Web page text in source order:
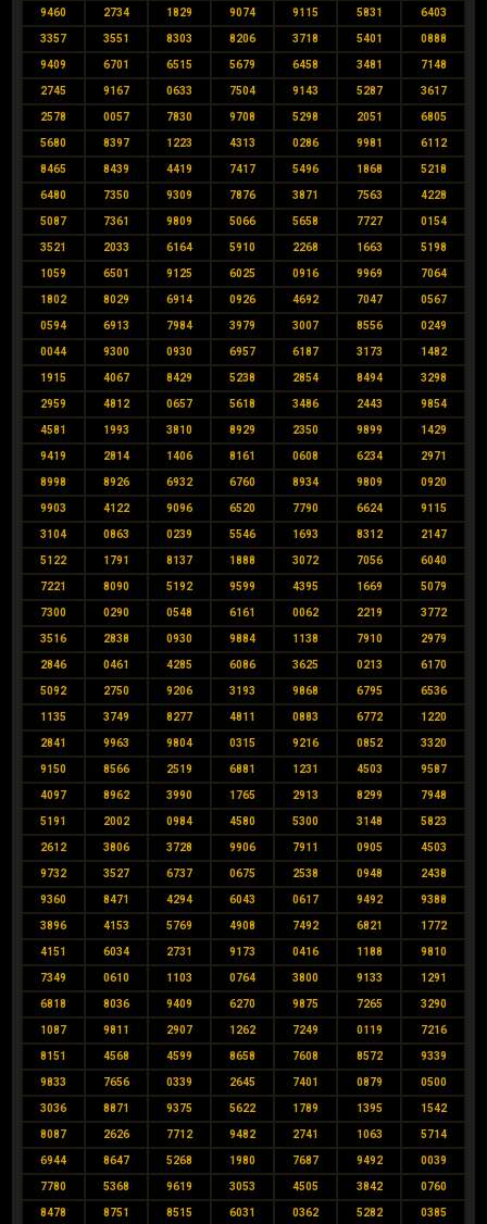
9460 2734 1829 9074 9115 5831 6403
3357 3551 8303 8206 3718 5401 0888
9409 6701 6515 5679 6458 3481 7148
2745 9167 0633 7504 9143 5287 3617
2578 0057 7830 9708 5298 2051 6805
5680 8397 1223 4313 0286 9981 6112
8465 8439 4419 7417 5496 1868 5218
6480 7350 9309 7876 3871 7563 4228
5087 7361 9809 5066 5658 7727 0154
3521 2033 6164 5910 2268 1663 5198
1059 6501 9125 6025 0916 9969 7064
1802 8029 6914 0926 4692 7047 0567
0594 6913 7984 3979 3007 8556 0249
0044 9300 0930 6957 6187 3173 1482
1915 4067 8429 5238 2854 8494 3298
2959 4812 0657 5618 3486 2443 9854
4581 1993 3810 8929 2350 9899 1429
9419 2814 1406 8161 0608 6234 2971
8998 8926 6932 6760 8934 9809 0920
9903 4122 9096 6520 7790 6624 9115
3104 0863 0239 5546 1693 8312 2147
5122 1791 8137 1888 3072 7056 6040
7221 8090 5192 9599 4395 1669 5079
7300 0290 0548 6161 0062 2219 3772
3516 2838 0930 9884 1138 7910 2979
2846 0461 4285 6086 3625 0213 6170
5092 2750 9206 3193 9868 6795 6536
1135 3749 8277 4811 0883 6772 1220
2841 9963 9804 0315 9216 0852 3320
9150 8566 2519 6881 1231 4503 9587
4097 8962 3990 1765 2913 8299 7948
5191 2002 0984 4580 5300 3148 5823
2612 3806 3728 9906 7911 0905 4503
9732 3527 6737 0675 2538 0948 2438
9360 8471 4294 6043 0617 9492 9388
3896 4153 5769 4908 7492 6821 1772
4151 6034 2731 9173 0416 1188 9810
7349 0610 1103 0764 3800 9133 1291
6818 8036 9409 6270 9875 7265 3290
1087 9811 2907 1262 7249 0119 7216
8151 4568 4599 8658 7608 8572 9339
9833 7656 0339 2645 7401 0879 0500
3036 8871 9375 5622 1789 1395 1542
8087 2626 7712 9482 2741 1063 5714
6944 8647 5268 1980 7687 9492 0039
7780 5368 9619 3053 4505 3842 0760
8478 8751 8515 6031 0362 5282 0385